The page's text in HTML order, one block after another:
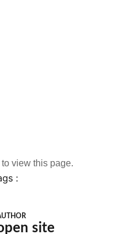
view this page.
:
site